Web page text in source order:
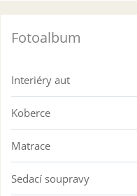
Fotoalbum
Interiéry aut
Koberce
Matrace
Sedací soupravy